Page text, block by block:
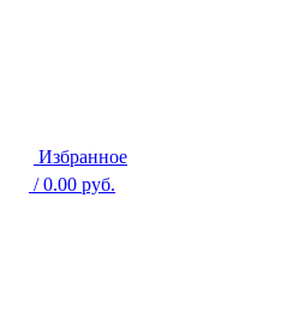
Избранное
/ 0.00 руб.